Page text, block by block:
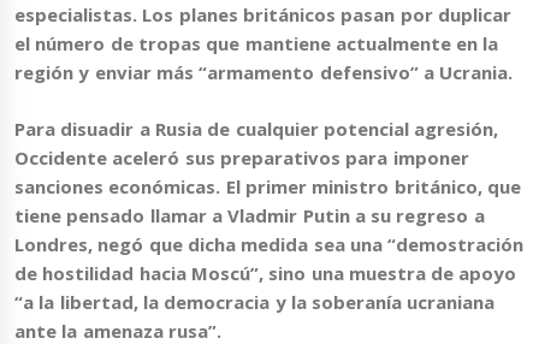
especialistas. Los planes británicos pasan por duplicar
el número de tropas que mantiene actualmente en la
regióny enviar más “armamento defensivo” a Ucrania.
Para disuadir a Rusia de cualquier potencial agresión,
Occidente aceleró sus preparativos para imponer
sanciones económicas. El primer ministro británico, que
tiene pensado llamar a Vladmir Putin a su regreso a
Londres, negó que dicha medida sea una “demostración
de hostilidad hacia Moscú”, sino una muestra de apoyo
“a la libertad, la democracia y la soberanía ucraniana
ante la amenaza rusa”.